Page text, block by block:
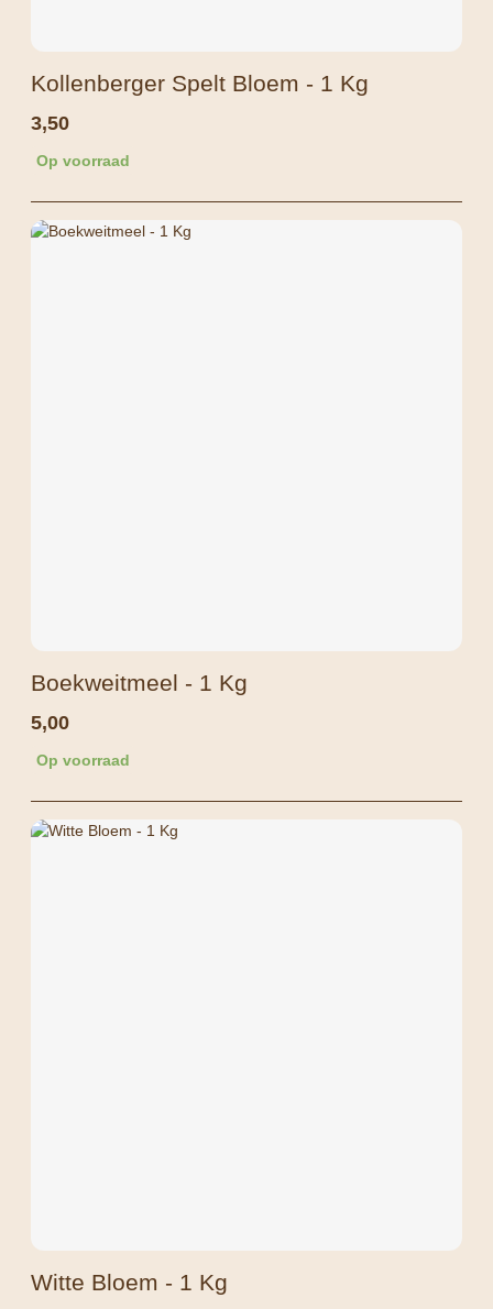
Kollenberger Spelt Bloem - 1 Kg
3,50
Op voorraad
Boekweitmeel - 1 Kg
5,00
Op voorraad
Witte Bloem - 1 Kg